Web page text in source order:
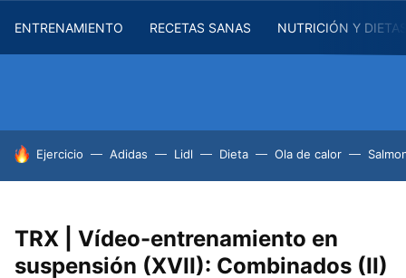
ENTRENAMIENTO RECETAS SANAS NUTRICIÓN Y
HOY SE HABLA DE
Ejercicio Adidas Lidl Dieta Ola de calor
TRX | Vídeo-entrenamiento en
suspensión (XVII): Combinados (II)